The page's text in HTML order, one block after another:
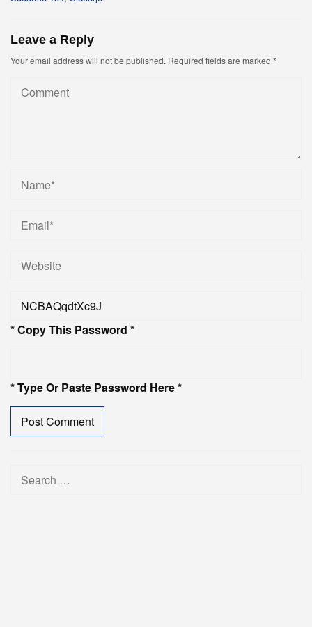
Leave a Reply
Your email address will not be published. Required fields are marked *
* Copy This Password *
* Type Or Paste Password Here *
Search